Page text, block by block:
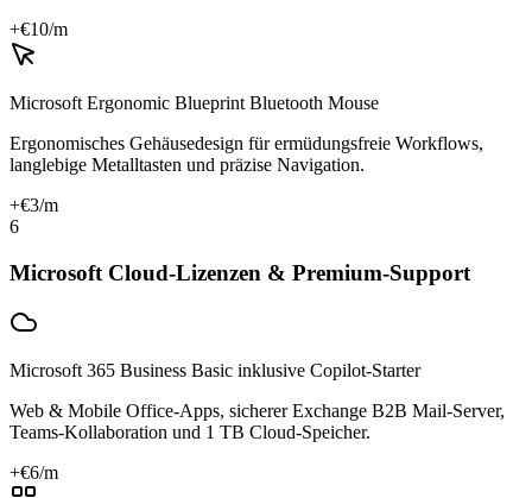
+€10/m
Microsoft Ergonomic Blueprint Bluetooth Mouse
Ergonomisches Gehäusedesign für ermüdungsfreie Workflows,
langlebige Metalltasten und präzise Navigation.
+€3/m
6
Microsoft Cloud-Lizenzen & Premium-Support
Microsoft 365 Business Basic inklusive Copilot-Starter
Web & Mobile Office-Apps, sicherer Exchange B2B Mail-Server,
Teams-Kollaboration und 1 TB Cloud-Speicher.
+€6/m